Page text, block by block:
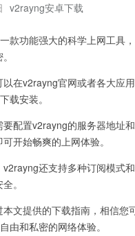
v2rayng安卓下载
功能强大的科学上网工具，
在v2rayng官网或者各大应
载安装。
置v2rayng的服务器地址和
开始畅爽的上网体验。
还支持多种订阅模式
。
提供的下载指南，相信您
由和私密的网络体验。